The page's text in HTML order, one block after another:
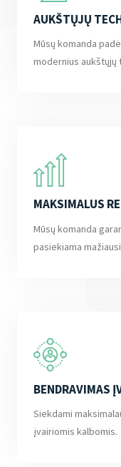
AUKŠTŲJŲ
Mūsų komanda
modernius aukštųjų
MAKSIMALUS
Mūsų komanda
pasiekiama
BENDRAVIMAS
Siekdami
įvairiomis kalbomis.